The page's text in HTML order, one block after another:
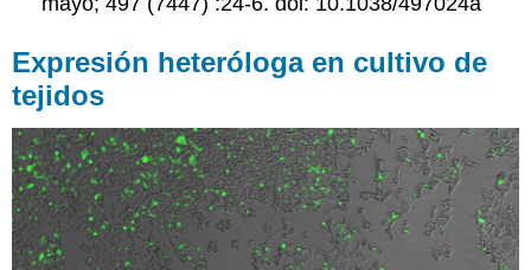
Expresión heteróloga en cultivo de
tejidos